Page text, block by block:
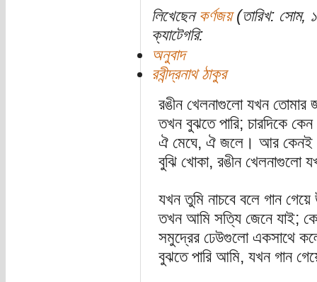
লিখেছেন কর্ণজয়(তারিখ: সোম,
ক্যাটেগরি:
অনুবাদ
রবীন্দ্রনাথ ঠাকুর
রঙীন খেলনাগুলো যখন তোমার
তখন বুঝতে পারি; চারদিকে
ঐ মেঘে, ঐ জলে। আর কেনই
বুঝি খোকা, রঙীন খেলনাগুলো
যখন তুমি নাচবে বলে গান গেয়ে
তখন আমি সত্যি জেনে যাই;
সমুদ্রের ঢেউগুলো একসাথে
বুঝতে পারি আমি, যখন গান